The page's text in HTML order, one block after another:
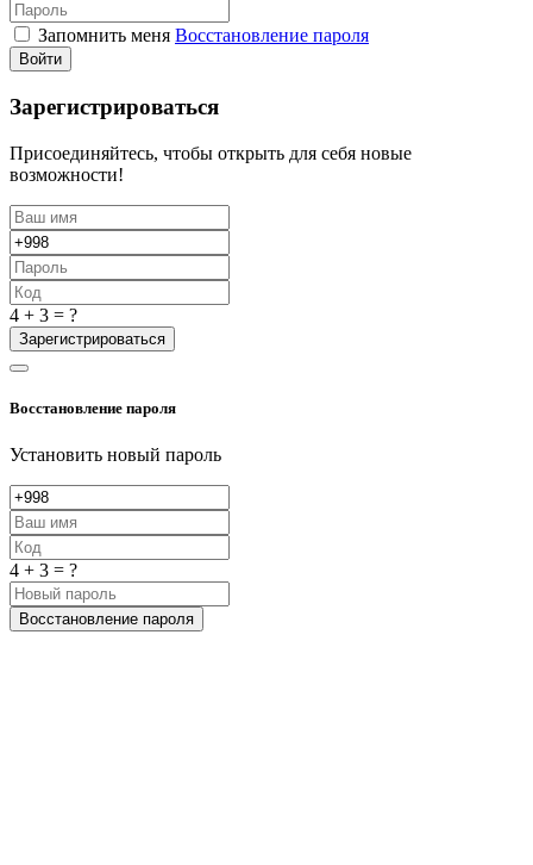
Запомнить меня Восстановление пароля
Войти
Зарегистрироваться
Присоединяйтесь, чтобы открыть для себя новые
возможности!
4 + 3 = ?
Зарегистрироваться
Восстановление пароля
Установить новый пароль
4 + 3 = ?
Восстановление пароля